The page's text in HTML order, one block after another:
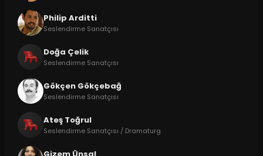
Philip Arditti
Seslendirme Sanatçısı
Doğa Çelik
Seslendirme Sanatçısı
Gökçen Gökçebağ
Seslendirme Sanatçısı
Ateş Toğrul
Seslendirme Sanatçısı / Dramaturg
Gizem Ünsal